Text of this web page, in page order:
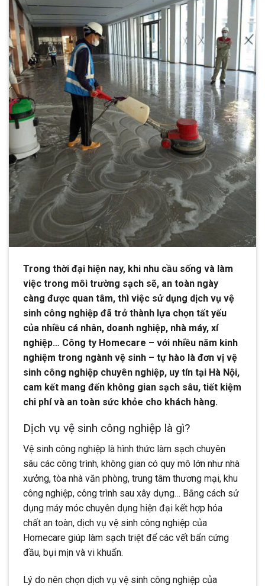
Trong thời đại hiện nay, khi nhu cầu sống và làm
việc trong môi trường sạch sẽ, an toàn ngày
càng được quan tâm, thì việc sử dụng dịch vụ vệ
sinh công nghiệp đã trở thành lựa chọn tất yếu
của nhiều cá nhân, doanh nghiệp, nhà máy, xí
nghiệp… Công ty Homecare – với nhiều năm kinh
nghiệm trong ngành vệ sinh – tự hào là đơn vị vệ
sinh công nghiệp chuyên nghiệp, uy tín tại Hà Nội,
cam kết mang đến không gian sạch sâu, tiết kiệm
chi phí và an toàn sức khỏe cho khách hàng.
Dịch vụ vệ sinh công nghiệp là gì?
Vệ sinh công nghiệp là hình thức làm sạch chuyên
sâu các công trình, không gian có quy mô lớn như nhà
xưởng, tòa nhà văn phòng, trung tâm thương mại, khu
công nghiệp, công trình sau xây dựng… Bằng cách sử
dụng máy móc chuyên dụng hiện đại kết hợp hóa
chất an toàn, dịch vụ vệ sinh công nghiệp của
Homecare giúp làm sạch triệt để các vết bẩn cứng
đầu, bụi mịn và vi khuẩn.
Lý do nên chọn dịch vụ vệ sinh công nghiệp của